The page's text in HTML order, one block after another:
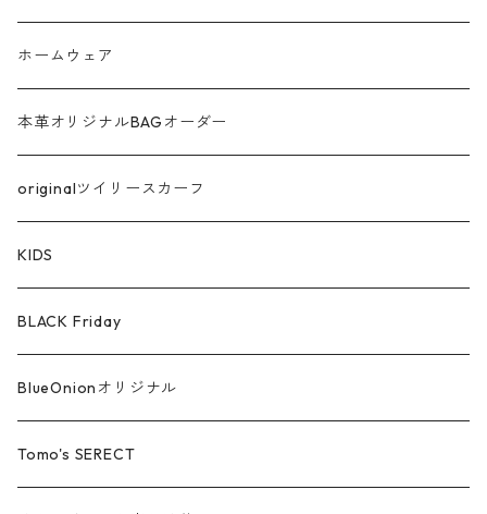
ラメ
サテン
綿ローン
シルケットコットン
ファー ムートン
汗染み防止
ホームウェア
本革オリジナルBAGオーダー
originalツイリースカーフ
KIDS
BLACK Friday
BlueOnionオリジナル
Tomo's SERECT